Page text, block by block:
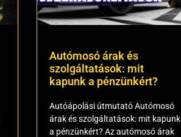
Autómosó árak és
szolgáltatások: mit
kapunk a pénzünkért?
Autóápolási útmutató Autómosó
árak és szolgáltatások: mit kapunk
a pénzünkért? Az autómosó árak